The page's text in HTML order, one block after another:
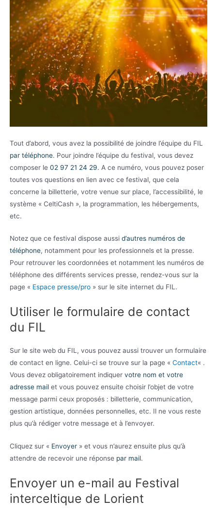
Tout d’abord, vous avez la possibilité de joindre l’équipe du FIL
par téléphone. Pour joindre l’équipe du festival, vous devez
composer le 02 97 21 24 29. A ce numéro, vous pouvez poser
toutes vos questions en lien avec ce festival, que cela
concerne la billetterie, votre venue sur place, l’accessibilité, le
système « CeltiCash », la programmation, les hébergements,
etc.
Notez que ce festival dispose aussi d’autres numéros de
téléphone, notamment pour les professionnels et la presse.
Pour retrouver les coordonnées et notamment les numéros de
téléphone des différents services presse, rendez-vous sur la
page « Espace presse/pro » sur le site internet du FIL.
Utiliser le formulaire de contact
du FIL
Sur le site web du FIL, vous pouvez aussi trouver un formulaire
de contact en ligne. Celui-ci se trouve sur la page « Contact« .
Vous devez obligatoirement indiquer votre nom et votre
adresse mail et vous pouvez ensuite choisir l’objet de votre
message parmi ceux proposés : billetterie, communication,
gestion artistique, données personnelles, etc. Il ne vous reste
plus qu’à rédiger votre message et à l’envoyer.
Cliquez sur « Envoyer » et vous n’aurez ensuite plus qu’à
attendre de recevoir une réponse par mail.
Envoyer un e-mail au Festival
interceltique de Lorient